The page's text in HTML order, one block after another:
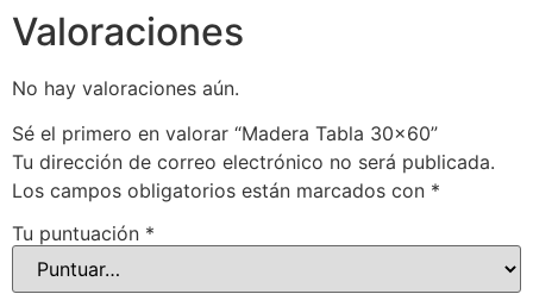
Valoraciones
No hay valoraciones aún.
Sé el primero en valorar “Madera Tabla 30×60”
Tu dirección de correo electrónico no será publicada.
Los campos obligatorios están marcados con *
Tu puntuación *